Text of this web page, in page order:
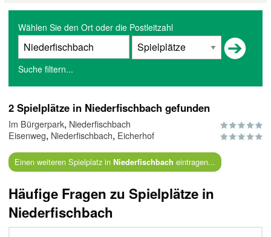
Wählen Sie den Ort oder die Postleitzahl
Suche filtern...
2 Spielplätze in Niederfischbach gefunden
Im Bürgerpark, Niederfischbach
Eisenweg, Niederfischbach, Eicherhof
Einen weiteren Spielplatz in Niederfischbach eintragen...
Häufige Fragen zu Spielplätze in
Niederfischbach